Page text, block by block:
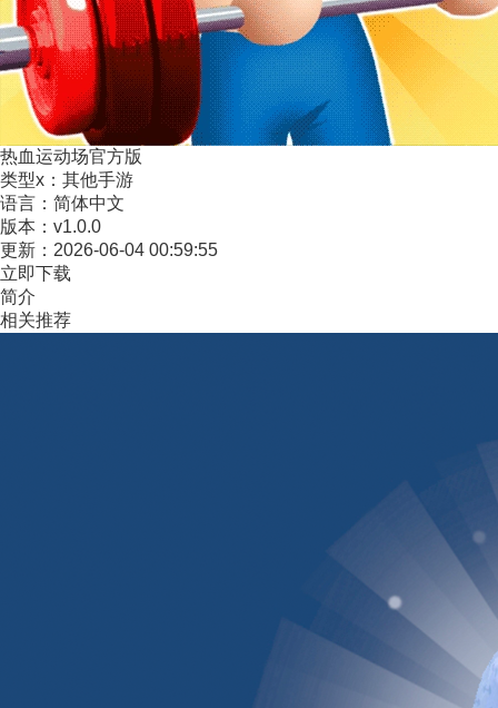
热血运动场官方版
类型x： 其他手游
语言： 简体中文
版本： v1.0.0
更新： 2026-06-04 00:59:55
立即下载
简介
相关推荐